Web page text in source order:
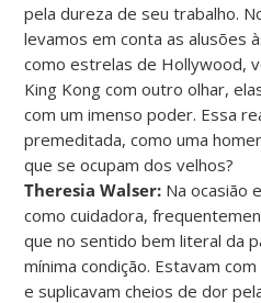
pela dureza de seu trabalho.
levamos em conta as alusões
como estrelas de Hollywood,
King Kong com outro olhar,
com um imenso poder. Essa
premeditada, como uma
que se ocupam dos velhos?
Theresia Walser: Na ocasião
como cuidadora,
que no sentido bem literal da
mínima condição. Estavam
e suplicavam cheios de dor